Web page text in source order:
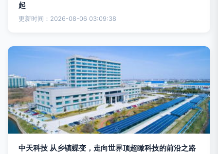
起
更新时间：2026-08-06 03:09:38
中天科技 从乡镇蝶变，走向世界顶超瞰科技的前沿之路